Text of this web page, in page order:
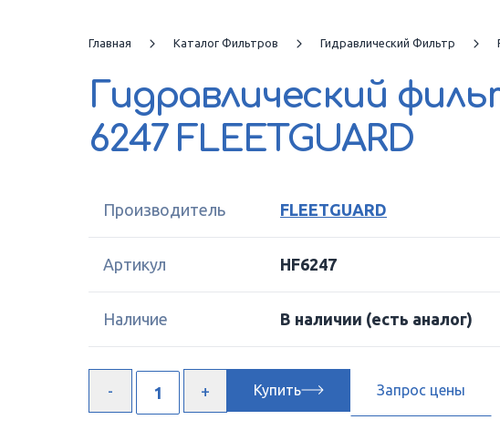
Главная Каталог Фильтров Гидравлический Фильтр
Гидравлический
6247 FLEETGUARD
Производитель FLEETGUARD
Артикул HF6247
Наличие В наличии (есть аналог)
Купить Запрос цены